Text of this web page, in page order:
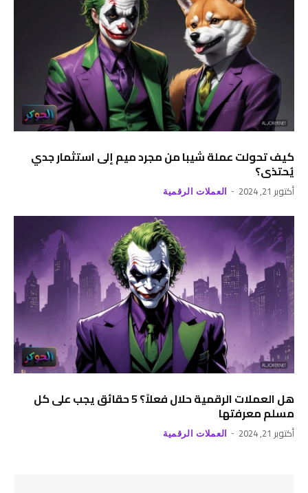
كيف تحولت عملة شيبا من مجرد ميم إلى استثمار جدي
يُحتذى؟
أكتوبر 21, 2024 العملات الرقمية
هل العملات الرقمية حلال فعلاً؟ 5 حقائق يجب على كل
مسلم معرفتها
أكتوبر 21, 2024 العملات الرقمية